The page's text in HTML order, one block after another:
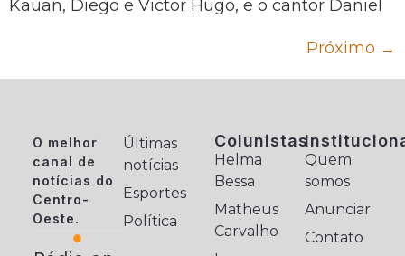
Kauan, Diego e Victor Hugo, e o cantor Daniel
Próximo →
O melhor
canal de
notícias do
Centro-
Oeste.
Últimas
notícias
Esportes
Política
Colunistas
Helma
Bessa
Matheus
Carvalho
Quem
somos
Anunciar
Contato